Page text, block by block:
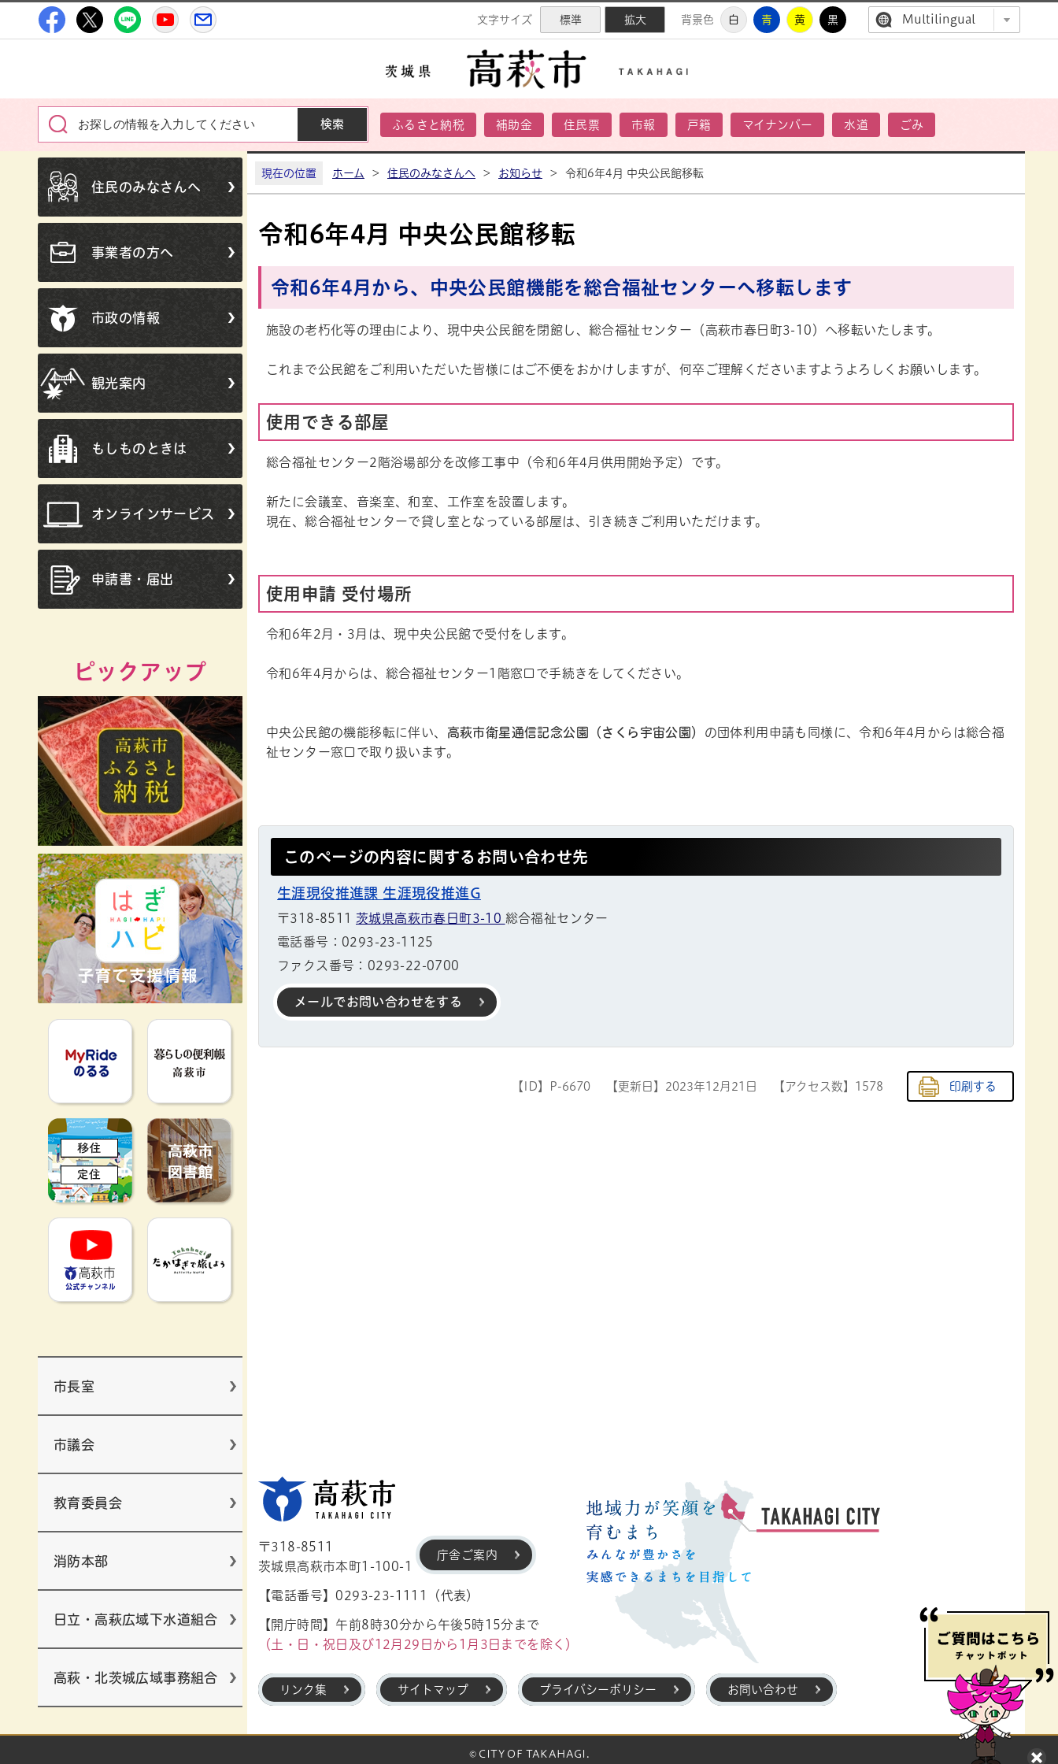
高萩市公式Facebook
高萩市公式X高萩市公式LINE
高萩市YouTube公式チャンネル 文字サイズ 標準 拡大 背景色 白 青 黄 黒 Multilingual
ふるさと納税 補助金 住民票 市報 戸籍 マイナンバー 水道 ごみ
住民のみなさんへ
事業者の方へ
市政の情報
観光案内
もしものときは
オンラインサービス
申請書・届出
ピックアップ
MyRideのるる
移住定住
高萩市YouTube公式チャンネル
市長室
市議会
教育委員会
消防本部
日立・高萩広域下水道組合
高萩・北茨城広域事務組合
現在の位置 ホーム > 住民のみなさんへ > お知らせ > 令和6年4月 中央公民館移転
令和6年4月 中央公民館移転
令和6年4月から、中央公民館機能を総合福祉センターへ移転します
施設の老朽化等の理由により、現中央公民館を閉館し、総合福祉センター（高萩市春日町3-10）へ移転いたします。
これまで公民館をご利用いただいた皆様にはご不便をおかけしますが、何卒ご理解くださいますようよろしくお願いします。
使用できる部屋
総合福祉センター2階浴場部分を改修工事中（令和6年4月供用開始予定）です。
新たに会議室、音楽室、和室、工作室を設置します。
現在、総合福祉センターで貸し室となっている部屋は、引き続きご利用いただけます。
使用申請 受付場所
令和6年2月・3月は、現中央公民館で受付をします。
令和6年4月からは、総合福祉センター1階窓口で手続きをしてください。
中央公民館の機能移転に伴い、 高萩市衛星通信記念公園（さくら宇宙公園） の団体利用申請も同様に、令和6年4月からは総合福
祉センター窓口で取り扱います。
このページの内容に関するお問い合わせ先
生涯現役推進課 生涯現役推進G
〒318-8511 茨城県高萩市春日町3-10 総合福祉センター
電話番号：0293-23-1125
ファクス番号：0293-22-0700
メールでお問い合わせをする
【ID】 P-6670 【更新日】 2023年12月21日 【アクセス数】 1578 印刷する
〒318-8511
茨城県高萩市本町1-100-1
【電話番号】0293-23-1111（代表）
【開庁時間】午前8時30分から午後5時15分まで
（土・日・祝日及び12月29日から1月3日までを除く）
庁舎ご案内
リンク集 サイトマップ プライバシーポリシー お問い合わせ
© CITY OF TAKAHAGI.